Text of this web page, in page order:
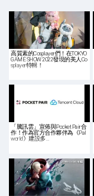
高質素的Cosplayer們！在TOKYO
GAME SHOW 2022發現的美人Co
splayer特輯！
「騰訊雲」宣佈與Pocket Pair合
作！作為官方合作夥伴為《Pal
world》建設多…